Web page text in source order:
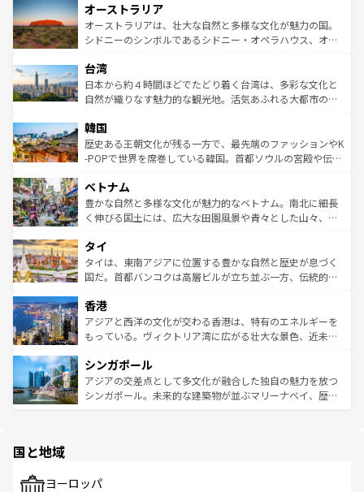
部のニューオーリンズでは、音楽と美食が融合した独特の
文化が魅力。旅行者はアメリカの各地域で異なる魅力を楽
しみながら、その多様性と豊かな歴史を感じることができ
ならではの贅沢な旅のスタイルだ。 なお、新着のアメリカ
情報はコンテンツ一覧を参照してほしい。
ワイ島は見逃せない。また、定番の観光地といえばオアフ
島だが、静かな自然を求めるならマウイ島やカウアイ島が
おすすめ。エメラルドグリーンに輝く海をはじめ、豊かな
れるおもてなしの心で訪れる人々を迎えてくれるハワイの
人々、おいしいローカルフードやハワイアンミュージッ
ク、伝統的なフラダンスなど、すべてがハワイの魅力を彩
ワイを、存分に味わってほしい。 なお、新着のハワイ情報
はコンテンツ一覧を参照してほしい。
オーストラリア
オーストラリアは、壮大な自然と多様な文化が魅力の国。
シドニーのシンボルであるシドニー・オペラハウス、オー
リアリーフや大陸中央部にそびえるウルル（エアーズロッ
ク）、タスマニアの美しい原生林やケアンズの熱帯雨林な
ど、見どころがたくさん。また、カフェやワイン、オージ
いる。アクティビティも充実しており、サーフィンやダイ
ビング、ハイキングなど、アウトドア好きにはたまらな
い。オーストラリアの多彩な魅力を存分に味わいつくそ
参照してほしい。
台湾
日本から約４時間ほどでたどり着く台湾は、多彩な文化と
自然が織りなす魅力的な観光地。活気あふれる大都市の台
ン）、静ひつな山岳地帯である台湾東部など、都市の喧騒
と山間の静けさが共存しており、訪れる人に新しい発見と
驚きをもたらしてくれる。また、奥深い台湾の食文化も魅
容にもいいと評判のスイーツなど、バラエティ豊かな料理
が味わえる。 なお、新着の台湾情報は コンテンツ一覧を参
照してほしい。
韓国
歴史ある王朝文化が残る一方で、最先端のファッションやK
-POPで世界を席巻している韓国。首都ソウルの宮殿や伝統
き、地方に足を延ばせば四季折々の自然美を楽しむことが
できる。そして、キムチや焼肉、絶品のストリートフード
まで、さまざまな韓国料理が待っている。夜には、韓国な
リティに包まれながら、韓国の多彩な魅力を心ゆくまで味
わってみてほしい。 なお、新着の韓国情報はコンテンツ一
覧を参照してほしい。
ベトナム
豊かな自然と多様な文化が魅力的なベトナム。南北に細長
く伸びる国土には、広大な田園風景や青々とした山々、世
急速な発展と共に伝統が息づく。ハノイの古い町並みやホ
ーチミン市のフランス統治時代の建物も、独特の雰囲気を
醸し出している。また、バラエティの豊かさとおいしさで
とつ。フォーやバインミー、ベトナムコーヒーなどは、ぜ
ひ現地で味わいたい。どの地域を訪れてもあたたかい人々
が旅行者を迎えてくれるので、きっと忘れられない旅にな
参照してほしい。
タイ
タイは、東南アジアに位置する豊かな自然と歴史が息づく
国だ。首都バンコクは高層ビルが立ち並ぶ一方、伝統的な
の活気が交差している。北部ではチェンマイなどの山岳地
帯で自然と触れ合い、南部ではプーケットやクラビの美し
いビーチでリゾート気分を楽しむことができる。タイ料理
激する。気候は一年中温暖で、どの季節にも異なる楽しみ
が待っている。親しみやすいタイの人々、仏教を中心とし
た文化、そして多様な観光資源が、訪れる旅人を魅了し続
香港
アジアと西洋の文化が交わる香港は、特有のエネルギーを
もっている。ヴィクトリア湾に広がる壮大な景色、近未来
み、どこを訪れても感動するはず。観光スポットが密集し
ており、効率よく見どころを回れるのも魅力。息をのむよ
うな絶景から文化的な体験まで、香港を存分に楽しみ尽く
シンガポール
アジアの交差点として多文化が融合した独自の魅力を放つ
シンガポール。未来的な建築物が並ぶマリーナベイ、歴史
で、ホーカーズは地元の風情を楽しめる外せないスポット
国と地域
ヨーロッパ